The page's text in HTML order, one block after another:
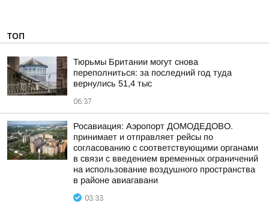
ТОП
Тюрьмы Британии могут снова
переполниться: за последний год туда
вернулись 51,4 тыс
06:37
Росавиация: Аэропорт ДОМОДЕДОВО.
принимает и отправляет рейсы по
согласованию с соответствующими органами
в связи с введением временных ограничений
на использование воздушного пространства
в районе авиагавани
03:33